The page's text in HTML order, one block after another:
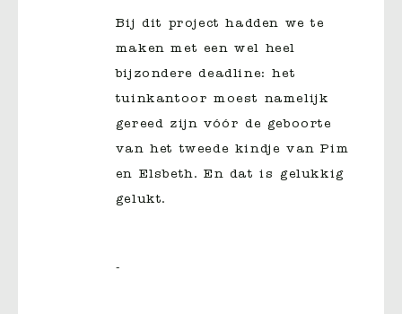
Bij dit project hadden we te
maken met een wel heel
bijzondere deadline: het
tuinkantoor moest namelijk
gereed zijn vóór de geboorte
van het tweede kindje van Pim
en Elsbeth. En dat is gelukkig
gelukt.
-